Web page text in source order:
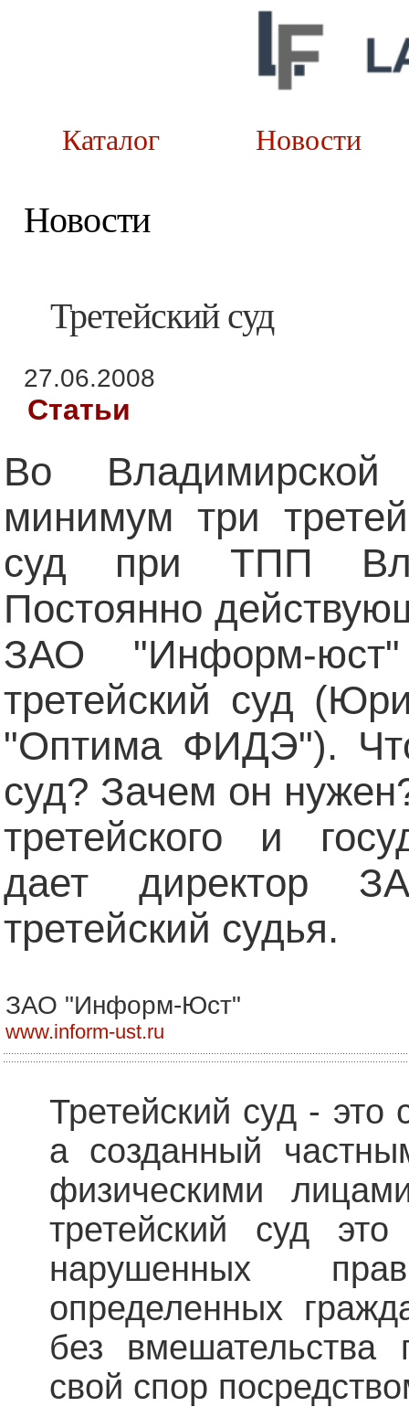
Каталог
Новости
Третейский суд
27.06.2008
Статьи
Во
минимум три
суд при ТПП
Постоянно
ЗАО "Информ-юст"
третейский суд
"Оптима ФИДЭ").
суд? Зачем он
третейского и
дает директор
третейский судья.
ЗАО "Информ-Юст"
www.inform-ust.ru
Третейский суд - это
а созданный
физическими
третейский суд
нарушенных
определенных
без вмешательства
свой спор